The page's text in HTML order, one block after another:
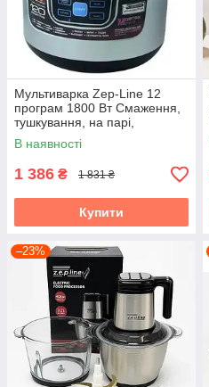
Мультиварка Zep-Line 12
програм 1800 Вт Смаження,
тушкування, на парі,
йогуртниця
В наявності
1 386 ₴ 1 831 ₴
Купити
–23%